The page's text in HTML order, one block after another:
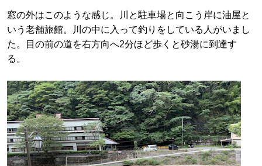
窓の外はこのような感じ。川と駐車場と向こう岸に油屋と
いう老舗旅館。川の中に入って釣りをしている人がいまし
た。目の前の道を右方向へ2分ほど歩くと砂湯に到達す
る。